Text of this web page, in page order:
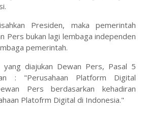
Presiden, maka pemerintah
Pers bukan lagi lembaga independen
pemerintah.
diajukan Dewan Pers, Pasal 5
: "Perusahaan Platform Digital
Pers berdasarkan kehadiran
Platofrm Digital di Indonesia."